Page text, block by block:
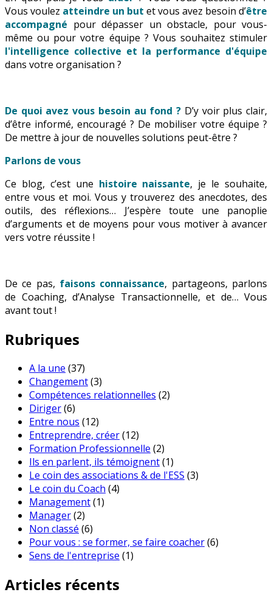
Vous voulez atteindre un but et vous avez besoin d’être
accompagné pour dépasser un obstacle, pour vous-
même ou pour votre équipe ? Vous souhaitez stimuler
l'intelligence collective et la performance d'équipe
dans votre organisation ?
De quoi avez vous besoin au fond ? D’y voir plus clair,
d’être informé, encouragé ? De mobiliser votre équipe ?
De mettre à jour de nouvelles solutions peut-être ?
Parlons de vous
Ce blog, c’est une histoire naissante, je le souhaite,
entre vous et moi. Vous y trouverez des anecdotes, des
outils, des réflexions… J’espère toute une panoplie
d’arguments et de moyens pour vous motiver à avancer
vers votre réussite !
De ce pas, faisons connaissance, partageons, parlons
de Coaching, d’Analyse Transactionnelle, et de… Vous
avant tout !
Rubriques
A la une (37)
Changement(3)
Compétences relationnelles (2)
Diriger(6)
Entre nous (12)
Entreprendre, créer(12)
Formation Professionnelle (2)
Ils en parlent, ils témoignent(1)
Le coin des associations & de l'ESS (3)
Le coin du Coach (4)
Management(1)
Manager(2)
Non classé (6)
Pour vous : se former, se faire coacher(6)
Sens de l'entreprise (1)
Articles récents